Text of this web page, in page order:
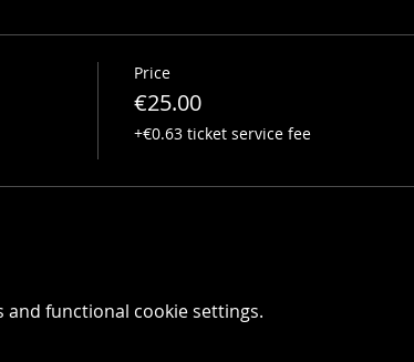
Price
€25.00
+€0.63 ticket service fee
and functional cookie settings.